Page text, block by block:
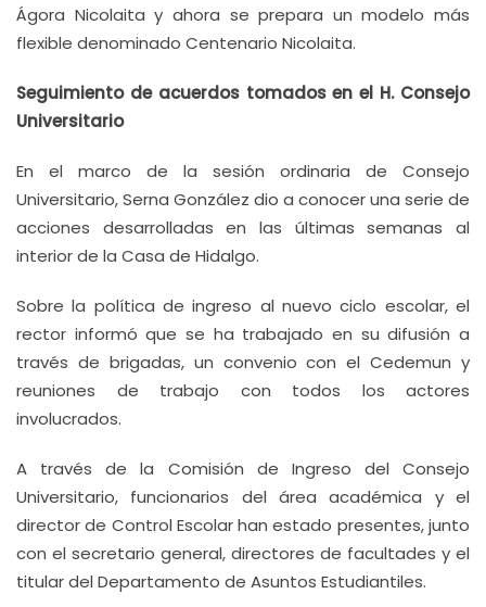
Ágora Nicolaita y ahora se prepara un modelo más
flexible denominado Centenario Nicolaita.
Seguimiento de acuerdos tomados en el H. Consejo
Universitario
En el marco de la sesión ordinaria de Consejo
Universitario, Serna González dio a conocer una serie de
acciones desarrolladas en las últimas semanas al
interior de la Casa de Hidalgo.
Sobre la política de ingreso al nuevo ciclo escolar, el
rector informó que se ha trabajado en su difusión a
través de brigadas, un convenio con el Cedemun y
reuniones de trabajo con todos los actores
involucrados.
A través de la Comisión de Ingreso del Consejo
Universitario, funcionarios del área académica y el
director de Control Escolar han estado presentes, junto
con el secretario general, directores de facultades y el
titular del Departamento de Asuntos Estudiantiles.